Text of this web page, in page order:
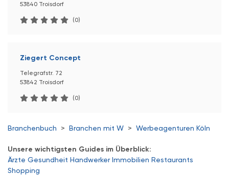
53840 Troisdorf
(0)
Ziegert Concept
Telegrafstr. 72
53842 Troisdorf
(0)
Branchenbuch > Branchen mit W > Werbeagenturen Köln
Unsere wichtigsten Guides im Überblick:
Ärzte Gesundheit Handwerker Immobilien Restaurants
Shopping